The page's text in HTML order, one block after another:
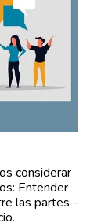
considerar
Entender
las partes -